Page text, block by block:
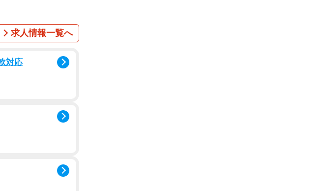
トコノオルタさん）
求人情報一覧へ
対応